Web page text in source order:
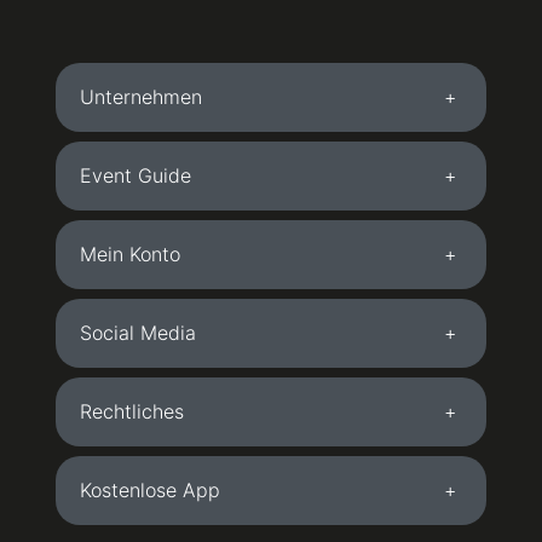
Unternehmen
Event Guide
Mein Konto
Social Media
Rechtliches
Kostenlose App